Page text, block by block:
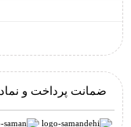
ضمانت پرداخت و نماد